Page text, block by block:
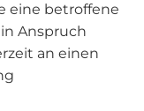
eine betroffene
Anspruch
an einen